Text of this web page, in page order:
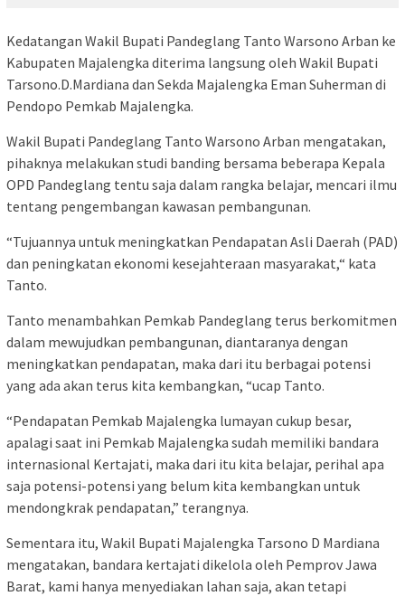
Kedatangan Wakil Bupati Pandeglang Tanto Warsono Arban ke
Kabupaten Majalengka diterima langsung oleh Wakil Bupati
Tarsono.D.Mardiana dan Sekda Majalengka Eman Suherman di
Pendopo Pemkab Majalengka.
Wakil Bupati Pandeglang Tanto Warsono Arban mengatakan,
pihaknya melakukan studi banding bersama beberapa Kepala
OPD Pandeglang tentu saja dalam rangka belajar, mencari ilmu
tentang pengembangan kawasan pembangunan.
“Tujuannya untuk meningkatkan Pendapatan Asli Daerah (PAD)
dan peningkatan ekonomi kesejahteraan masyarakat,“ kata
Tanto.
Tanto menambahkan Pemkab Pandeglang terus berkomitmen
dalam mewujudkan pembangunan, diantaranya dengan
meningkatkan pendapatan, maka dari itu berbagai potensi
yang ada akan terus kita kembangkan, “ucap Tanto.
“Pendapatan Pemkab Majalengka lumayan cukup besar,
apalagi saat ini Pemkab Majalengka sudah memiliki bandara
internasional Kertajati, maka dari itu kita belajar, perihal apa
saja potensi-potensi yang belum kita kembangkan untuk
mendongkrak pendapatan,” terangnya.
Sementara itu, Wakil Bupati Majalengka Tarsono D Mardiana
mengatakan, bandara kertajati dikelola oleh Pemprov Jawa
Barat, kami hanya menyediakan lahan saja, akan tetapi